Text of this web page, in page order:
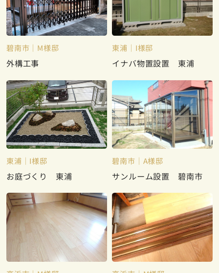
碧南市 M様邸
外構工事
東浦 I様邸
イナバ物置設置 東浦
東浦 I様邸
お庭づくり 東浦
碧南市 A様邸
サンルーム設置 碧南市